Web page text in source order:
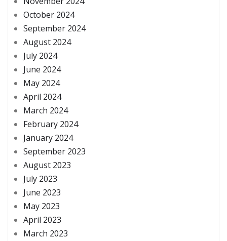
October 2024
September 2024
August 2024
July 2024
June 2024
May 2024
April 2024
March 2024
February 2024
January 2024
September 2023
August 2023
July 2023
June 2023
May 2023
April 2023
March 2023